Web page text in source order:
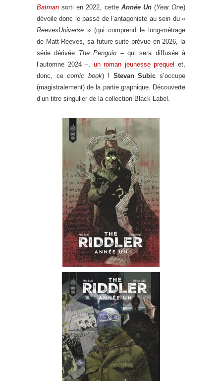
Batman sorti en 2022, cette Année Un(Year One)
dévoile donc le passé de l’antagoniste au sein du «
ReevesUniverse » (qui comprend le long-métrage
de Matt Reeves, sa future suite prévue en 2026, la
série dérivée The Penguin – qui sera diffusée à
l’automne 2024 –, un roman jeunesse prequel
et,
donc, cecomic book) ! Stevan Subic s’occupe
(magistralement) de la partie graphique. Découverte
d’un titre singulier de la collection Black Label.